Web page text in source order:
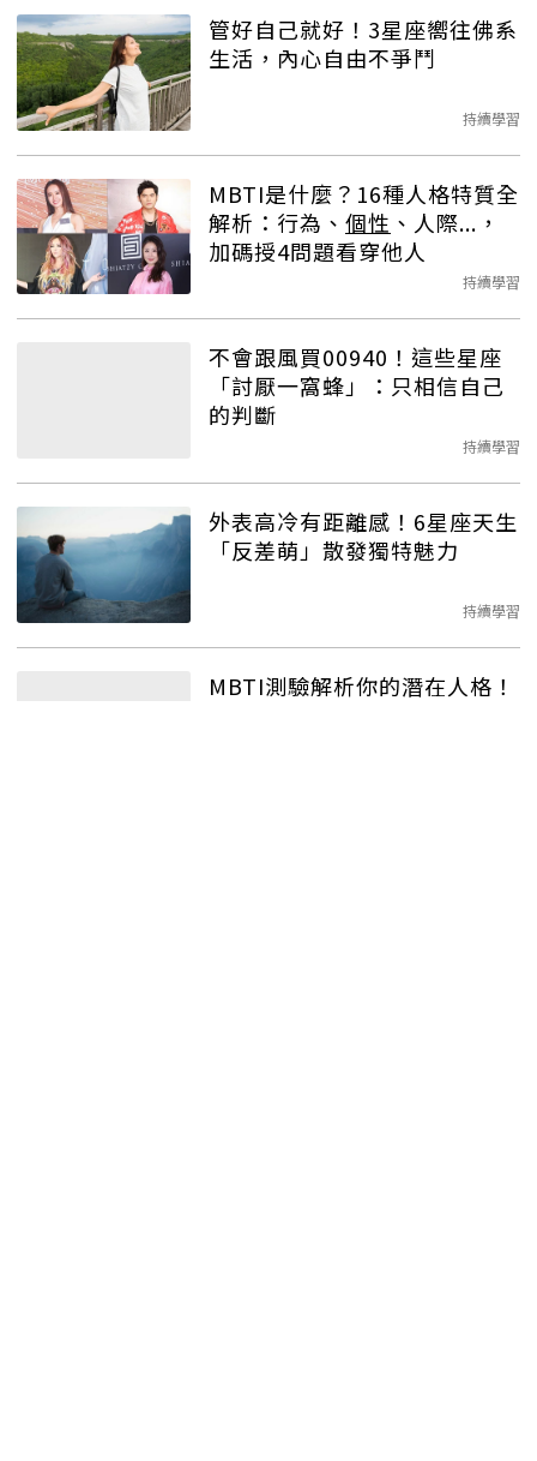
管好自己就好！3星座嚮往佛系
生活，內心自由不爭鬥
持續學習
MBTI是什麼？16種人格特質全
解析：行為、 個性 、人際...，
加碼授4問題看穿他人
持續學習
不會跟風買00940！這些星座
「討厭一窩蜂」：只相信自己
的判斷
持續學習
外表高冷有距離感！6星座天生
「反差萌」散發獨特魅力
持續學習
MBTI測驗解析你的潛在人格！